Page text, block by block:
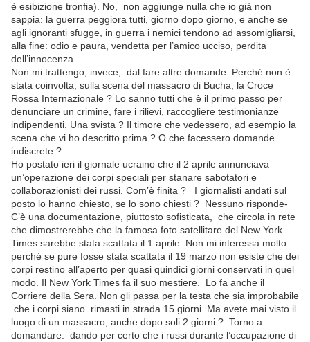
è esibizione tronfia). No, non aggiunge nulla che io già non
sappia: la guerra peggiora tutti, giorno dopo giorno, e anche se
agli ignoranti sfugge, in guerra i nemici tendono ad assomigliarsi,
alla fine: odio e paura, vendetta per l’amico ucciso, perdita
dell’innocenza.
Non mi trattengo, invece, dal fare altre domande. Perché non è
stata coinvolta, sulla scena del massacro di Bucha, la Croce
Rossa Internazionale ? Lo sanno tutti che è il primo passo per
denunciare un crimine, fare i rilievi, raccogliere testimonianze
indipendenti. Una svista ? Il timore che vedessero, ad esempio la
scena che vi ho descritto prima ? O che facessero domande
indiscrete ?
Ho postato ieri il giornale ucraino che il 2 aprile annunciava
un’operazione dei corpi speciali per stanare sabotatori e
collaborazionisti dei russi. Com’è finita ? I giornalisti andati sul
posto lo hanno chiesto, se lo sono chiesti ? Nessuno risponde-
C’è una documentazione, piuttosto sofisticata, che circola in rete
che dimostrerebbe che la famosa foto satellitare del New York
Times sarebbe stata scattata il 1 aprile. Non mi interessa molto
perché se pure fosse stata scattata il 19 marzo non esiste che dei
corpi restino all’aperto per quasi quindici giorni conservati in quel
modo. Il New York Times fa il suo mestiere. Lo fa anche il
Corriere della Sera. Non gli passa per la testa che sia improbabile
che i corpi siano rimasti in strada 15 giorni. Ma avete mai visto il
luogo di un massacro, anche dopo soli 2 giorni ? Torno a
domandare: dando per certo che i russi durante l’occupazione di